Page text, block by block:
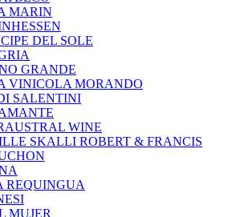
MARIN
DEL SOLE
GRANDE
VINICOLA MORANDO
SALENTINI
WINE
SKALLI ROBERT & FRANCIS
REQUINGUA
MUJER